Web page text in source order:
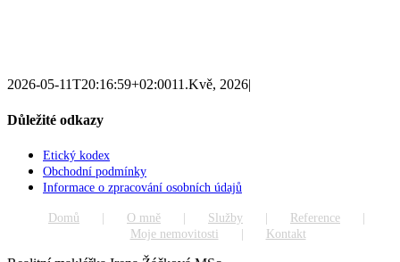
2026-05-11T20:16:59+02:0011.Kvě, 2026|
Důležité odkazy
Etický kodex
Obchodní podmínky
Informace o zpracování osobních údajů
Domů O mně Služby
Reference
Moje nemovitosti
Kontakt